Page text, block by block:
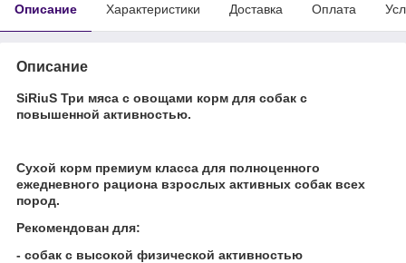
Описание Характеристики Доставка Оплата
Описание
SiRiuS Три мяса с овощами корм для собак с
повышенной активностью.
Сухой корм премиум класса для полноценного
ежедневного рациона взрослых активных собак всех
пород.
Рекомендован для:
- собак с высокой физической активностью